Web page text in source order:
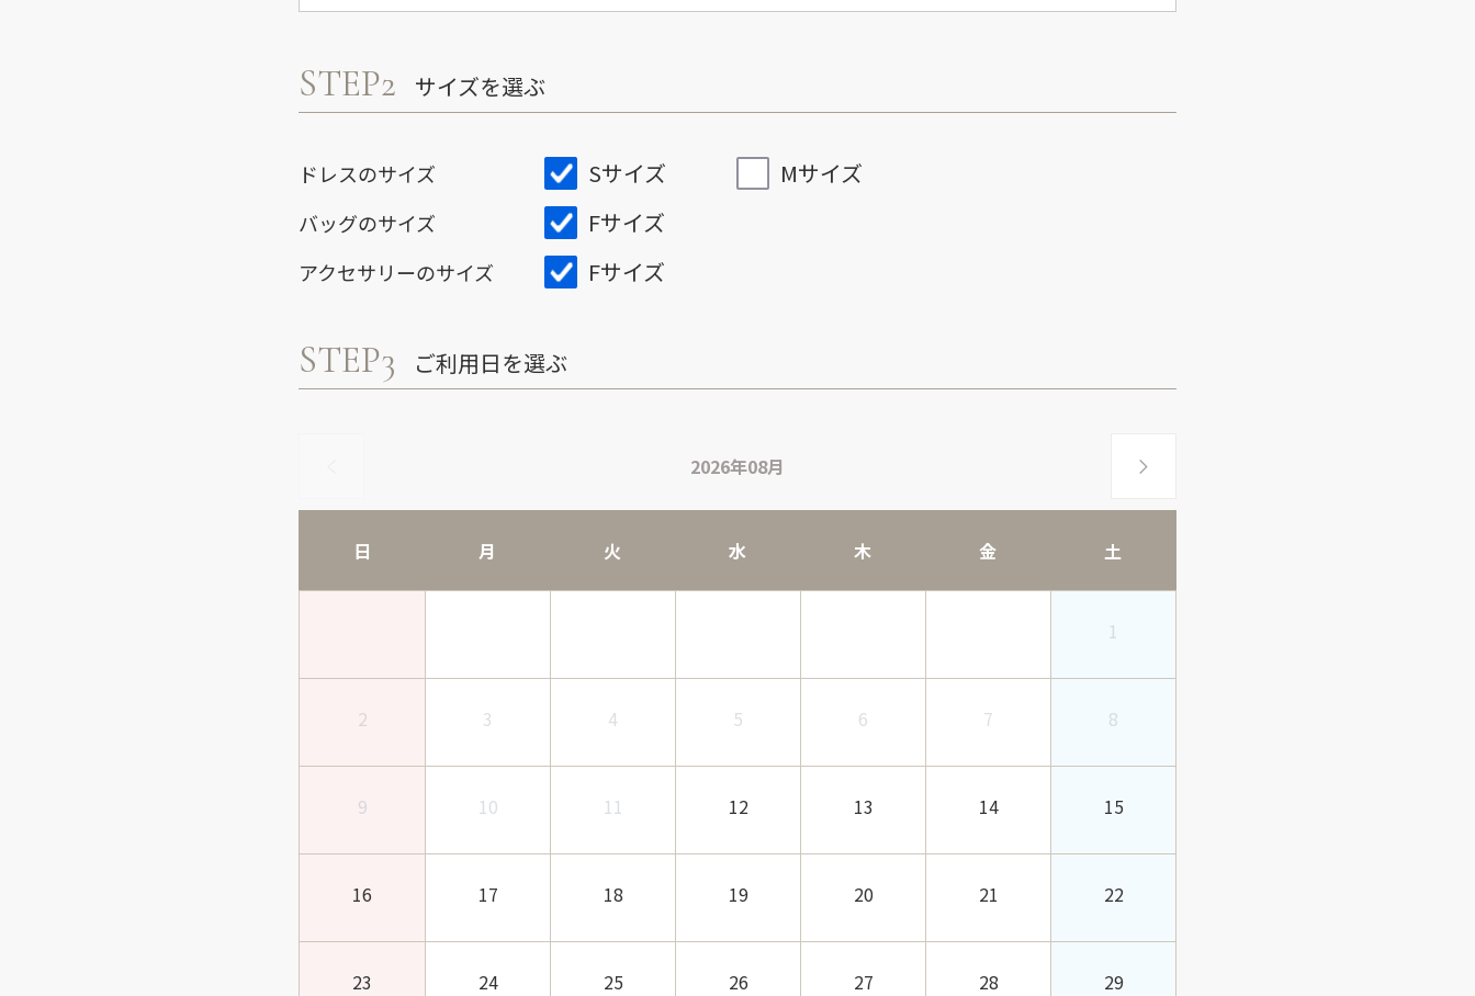
STEP2 サイズを選ぶ
ドレスのサイズ Sサイズ Mサイズ
バッグのサイズ Fサイズ
アクセサリーのサイズ Fサイズ
STEP3 ご利用日を選ぶ
2026年08月
日 月 火 水 木 金 土
1
2 3 4 5 6 7 8
9 10 11 12 13 14 15
16 17 18 19 20 21 22
23 24 25 26 27 28 29